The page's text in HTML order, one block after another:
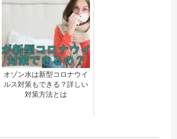
オゾン水は新型コロナウイ
ルス対策もできる？詳しい
対策方法とは